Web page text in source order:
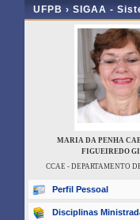
UFPB › SIGAA -
MARIA DA PENHA
FIGUEIREDO
CCAE - DEPARTAMENTO
Perfil Pessoal
Disciplinas